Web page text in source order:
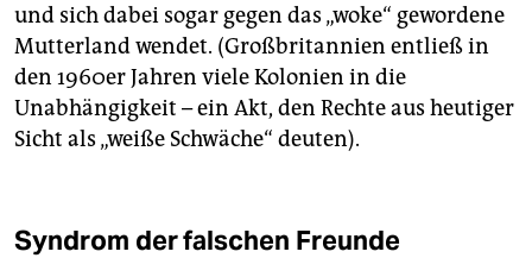
und sich dabei sogar gegen das „woke“ gewordene
Mutterland wendet. (Großbritannien entließ in
den 1960er Jahren viele Kolonien in die
Unabhängigkeit – ein Akt, den Rechte aus heutiger
Sicht als „weiße Schwäche“ deuten).
Syndrom der falschen Freunde